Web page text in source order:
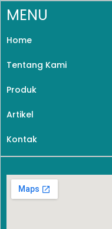
MENU
Home
Tentang Kami
Produk
Artikel
Kontak